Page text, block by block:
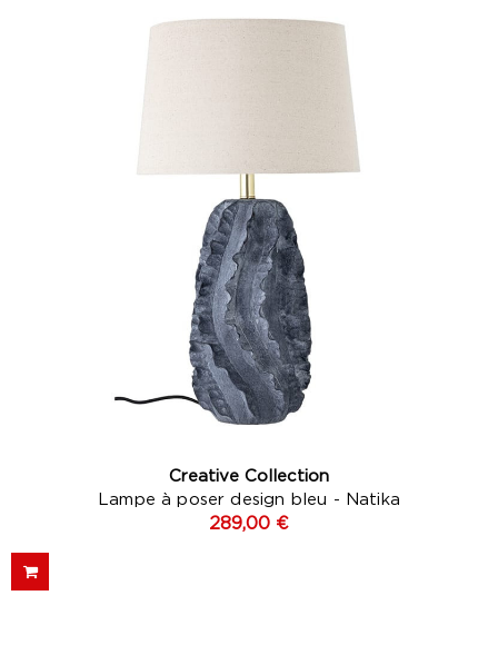
Creative Collection
Lampe à poser design bleu - Natika
289,00 €